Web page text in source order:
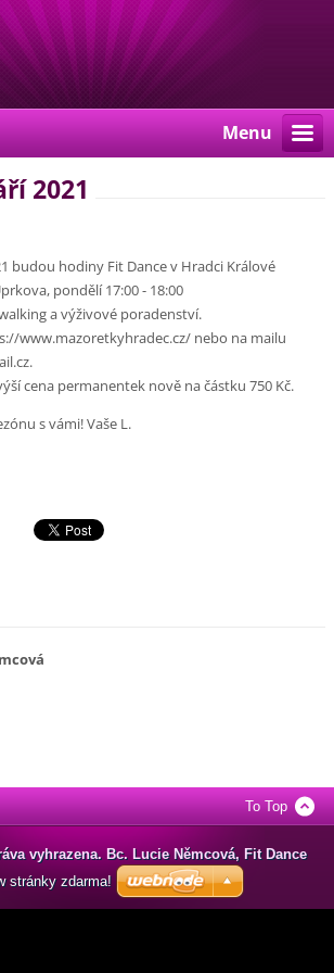
Menu
2021
budou hodiny Fit Dance v Hradci Králové
pondělí 17:00 - 18:00
a výživové poradenství.
www.mazoretkyhradec.cz/ nebo na mailu
cena permanentek nově na částku 750 Kč.
s vámi! Vaše L.
To Top
vyhrazena. Bc. Lucie Němcová, Fit Dance
stránky zdarma!